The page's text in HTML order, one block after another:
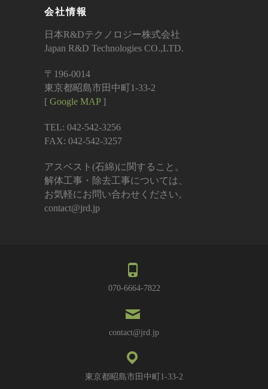
会社情報
日本R&Dテクノロジー株式会社
Japan R&D Technologies CO.,LTD.
〒196-0014
東京都昭島市田中町1-33-2
[ Google MAP]
TEL: 042-542-3256
FAX: 042-542-3257
アスベスト(石綿)に関すること。
解体工事・除去工事については、
お気軽にお問い合わせください。
contact@jrd.jp
070-6664-7822
contact@jrd.jp
東京都昭島市田中町1-33-2